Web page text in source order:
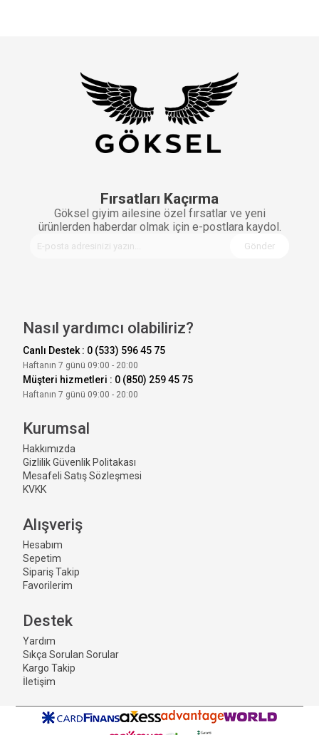
Fırsatları Kaçırma
Göksel giyim ailesine özel fırsatlar ve yeni
ürünlerden haberdar olmak için e-postlara kaydol.
Gönder
Nasıl yardımcı olabiliriz?
Canlı Destek : 0 (533) 596 45 75
Haftanın 7 günü 09:00 - 20:00
Müşteri hizmetleri : 0 (850) 259 45 75
Haftanın 7 günü 09:00 - 20:00
Kurumsal
Hakkımızda
Gizlilik Güvenlik Politakası
Mesafeli Satış Sözleşmesi
KVKK
Alışveriş
Hesabım
Sepetim
Sipariş Takip
Favorilerim
Destek
Yardım
Sıkça Sorulan Sorular
Kargo Takip
İletişim